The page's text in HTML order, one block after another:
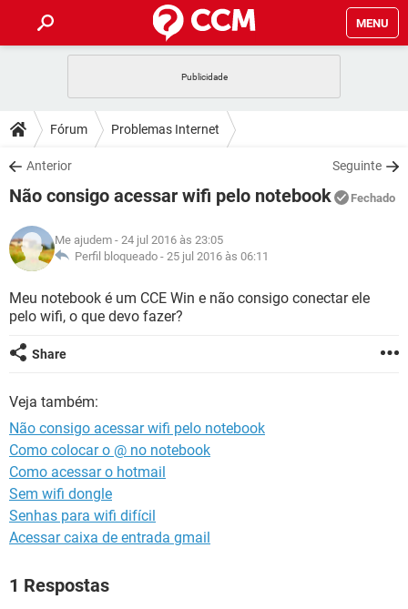
MENU
CELULAR FACEBOOK
OUTLOOK
INSTAGRAM GMAIL
GUIA DE COMPRAS
DICAS
JOGOS WHATSAPP
INSTAGRAM GMAIL
GUIA DE COMPRAS
DOWNLOADS
JOGOS WHATSAPP
CELULAR
OUTLOOK EXCEL
INSTAGRAM GMAIL
GUIA DE COMPRAS
JOGOS WHATSAPP
CELULAR
OUTLOOK EXCEL
GLOSSÁRIO
JOGOS WHATSAPP
CELULAR
OUTLOOK
GUIA DE COMPRAS
Fórum Problemas Internet
Anterior Seguinte
Não consigo acessar wifi pelo notebook Fechado
Me ajudem - 24 jul 2016 às 23:05
Perfil bloqueado - 25 jul 2016 às 06:11
Meu notebook é um CCE Win e não consigo conectar ele
pelo wifi, o que devo fazer?
Share
Veja também:
Não consigo acessar wifi pelo notebook
Como colocar o @ no notebook
Como acessar o hotmail
Sem wifi dongle
Senhas para wifi difícil
Acessar caixa de entrada gmail
1 Respostas